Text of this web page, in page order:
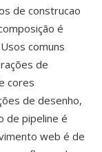
de construcao
é
comuns
de
cores
de desenho,
de pipeline é
web é de